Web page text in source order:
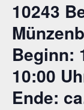
10243
Beginn:
10:00
Ende: